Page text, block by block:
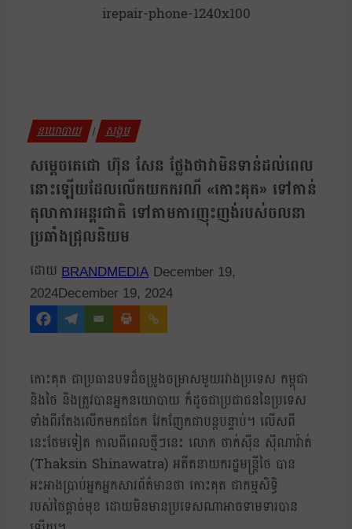
irepair-phone-1240x100
នយោបាយ | សង្គម
សម្តេចតេជោ ហ៊ុន សែន ថ្លែងថាវាមិនទាន់ដល់ពេល
នោះឡើយដែលលើកយកករណី «កោះគុត» ទៅកាន់
តុលាការអន្តរជាតិ ទៅតាមការញុះញង់របស់ចលនា
ប្រឆាំងជ្រុលនិយម
BRANDMEDIA December 19,
2024December 19, 2024
កោះគុត ជាប្រធានបទដ៏ចម្រូងចម្រាសមួយរវាងប្រទេស កម្ពុជា
និងថៃ និងត្រូវបានអ្នកនយោបាយ ក៏ដូចជាប្រជាជននៃប្រទេស
ទាំងពីរតែងលើកមកជជែក វែកញែកជាបន្តបន្ទាប់។ លើសពី
នេះថែមទៀត កាលពីពេលថ្មីៗនេះ លោក ថាក់ស៊ីន ស៊ីណាវ៉ាត់
(Thaksin Shinawatra) អតីតនាយករដ្ឋមន្រ្តីថៃ បាន
អះអាងប្រាប់អ្នកអ្នកសារព័ត៌មានថា កោះគុត ជាកម្មសិទ្ធិ
របស់ថៃផ្តាច់មុខ ដោយមិនមានប្រទេសណាអាចទាមទារបាន